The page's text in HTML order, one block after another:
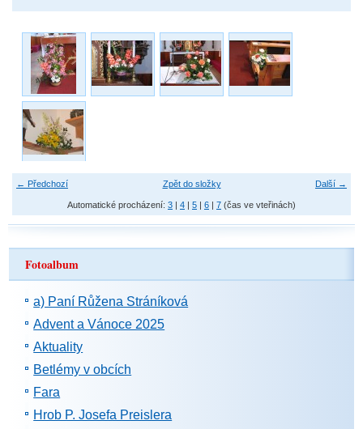
← Předchozí Další →
Zpět do složky
Automatické procházení: 3 | 4 | 5 | 6 | 7 (čas ve vteřinách)
Fotoalbum
a) Paní Růžena Stráníková
Advent a Vánoce 2025
Aktuality
Betlémy v obcích
Fara
Hrob P. Josefa Preislera